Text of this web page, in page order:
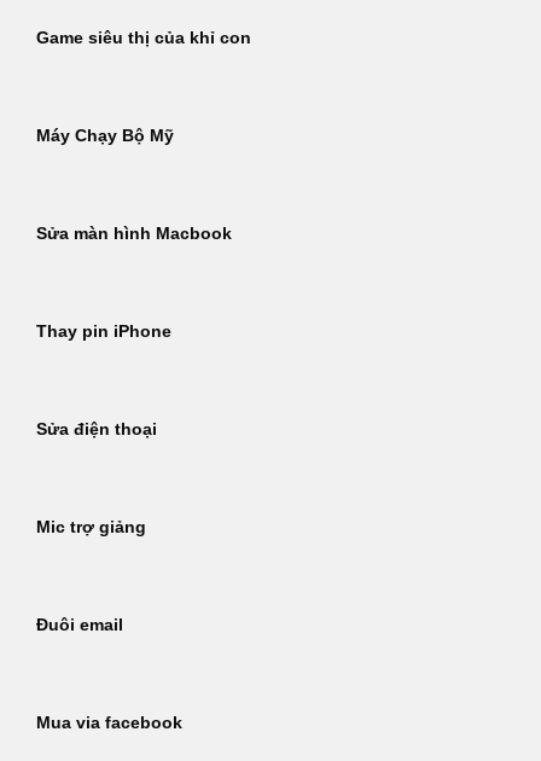
Game siêu thị của khỉ con
Máy Chạy Bộ Mỹ
Sửa màn hình Macbook
Thay pin iPhone
Sửa điện thoại
Mic trợ giảng
Đuôi email
Mua via facebook